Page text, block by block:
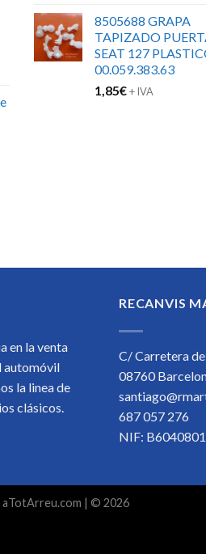
8505688 GRAPA
TAPIZADO
SEAT 127
00.059.383.63
1,85€+ IVA
en la venta
automóvil
la linea de
clásicos.
RECANVIS
C/ Carretera
08760
687 057 276
NIF:
aTotArreu.com | © 2026